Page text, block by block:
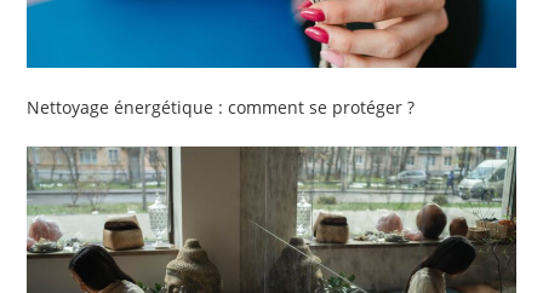
Nettoyage énergétique : comment se protéger ?